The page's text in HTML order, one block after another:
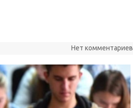
Нет комментариев